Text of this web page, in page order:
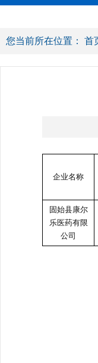
您当前所在位置： 首
企业名称
固始县康尔
乐医药有限
公司